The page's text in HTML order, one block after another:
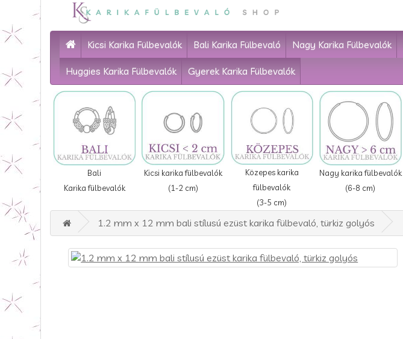
Kicsi Karika Fülbevalók Bali Karika Fülbevaló Nagy Karika Fülbevalók
Huggies Karika Fülbevalók Gyerek Karika Fülbevalók
Bali
Karika fülbevalók
Kicsi karika fülbevalók
(1-2 cm)
Közepes karika
fülbevalók
(3-5 cm)
Nagy karika fülbevalók
(6-8 cm)
1.2 mm x 12 mm bali stílusú ezüst karika fülbevaló, türkiz golyós